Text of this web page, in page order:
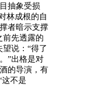
抽象受损
林成根的自
者暗示支撑
前先透露的
说：“得了
”出格是对
的导演，有
这不是